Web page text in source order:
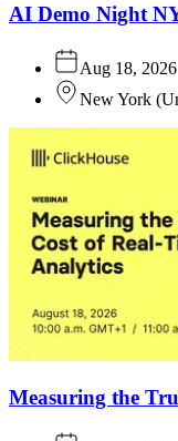
AI Demo Night
Aug 18, 2026
New York (
Measuring the